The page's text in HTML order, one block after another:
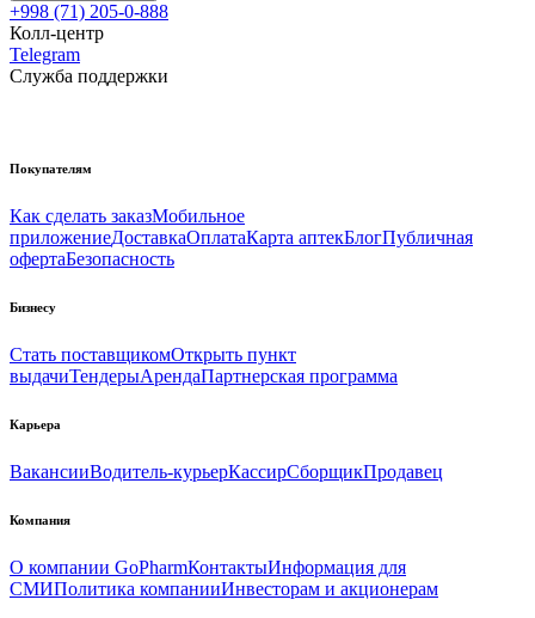
+998 (71) 205-0-888
Колл-центр
Telegram
Служба поддержки
Покупателям
Как сделать заказМобильное
приложениеДоставкаОплатаКарта аптекБлогПубличная
офертаБезопасность
Бизнесу
Стать поставщикомОткрыть пункт
выдачиТендерыАрендаПартнерская программа
Карьера
ВакансииВодитель-курьерКассирСборщикПродавец
Компания
О компании GoPharmКонтактыИнформация для
СМИПолитика компанииИнвесторам и акционерам